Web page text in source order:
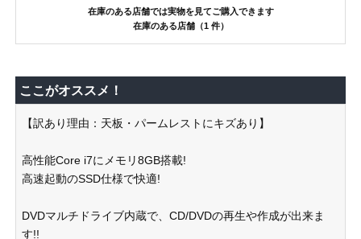
在庫のある店舗では実物を見てご購入できます
在庫のある店舗（1 件）
ここがオススメ！
【訳あり理由：天板・パームレストにキズあり】
高性能Core i7にメモリ8GB搭載!
高速起動のSSD仕様で快適!
DVDマルチドライブ内蔵で、CD/DVDの再生や作成が出来ま
す!!